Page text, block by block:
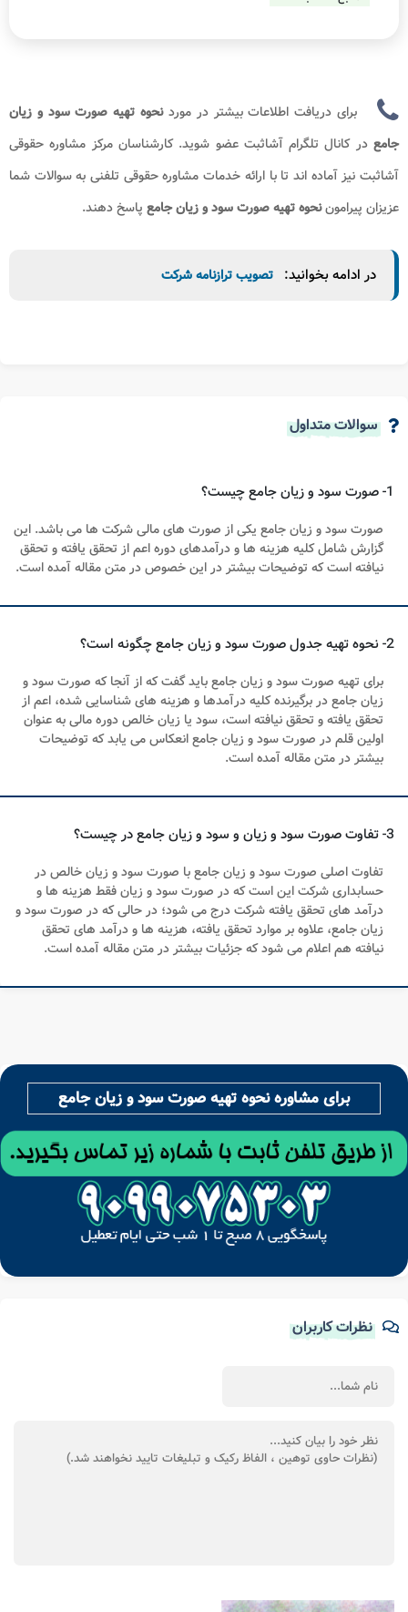
برای دریافت اطلاعات بیشتر در موردنحوه تهیه صورت سود و زیان
جامع در کانال تلگرام آشاثبت عضو شوید. کارشناسان مرکز مشاوره حقوقی
آشاثبت نیز آماده اند تا با ارائه خدمات مشاوره حقوقی تلفنی به سوالات شما
عزیزان پیراموننحوه تهیه صورت سود و زیان جامع پاسخ دهند.
در ادامه بخوانید: تصویب ترازنامه شرکت
سوالات متداول
1- صورت سود و زیان جامع چیست؟
صورت سود و زیان جامع یکی از صورت های مالی شرکت ها می باشد. این
گزارش شامل کلیه هزینه ها و درآمدهای دوره اعم از تحقق یافته و تحقق
نیافته است که توضیحات بیشتر در این خصوص در متن مقاله آمده است.
2- نحوه تهیه جدول صورت سود و زیان جامع چگونه است؟
برای تهیه صورت سود و زیان جامع باید گفت که ﺍﺯ ﺁﻧﺠﺎ ﻛﻪ ﺻﻮﺭﺕ ﺳﻮﺩ ﻭ
ﺯﻳﺎﻥ ﺟﺎﻣﻊ ﺩﺭ ﺑﺮﮔﻴﺮﻧﺪﻩ ﻛﻠﻴﻪ ﺩﺭﺁﻣﺪﻫﺎ ﻭ ﻫﺰﻳﻨﻪ ﻫﺎی ﺷﻨﺎﺳﺎیی ﺷﺪﻩ، ﺍﻋﻢ ﺍﺯ
ﺗﺤﻘﻖ ﻳﺎﻓﺘﻪ ﻭ ﺗﺤﻘﻖ ﻧﻴﺎﻓﺘﻪ ﺍﺳﺖ، ﺳﻮﺩ ﻳﺎ ﺯﻳﺎﻥ ﺧﺎﻟﺺ ﺩﻭﺭﻩ ﻣﺎلی ﺑﻪ ﻋﻨﻮﺍﻥ
ﺍﻭﻟﻴﻦ ﻗﻠﻢ ﺩﺭ ﺻﻮﺭﺕ ﺳﻮﺩ ﻭ ﺯﻳﺎﻥ ﺟﺎﻣﻊ ﺍﻧﻌﻜﺎﺱ می ﻳﺎﺑﺪ که توضیحات
بیشتر در متن مقاله آمده است.
3- تفاوت صورت سود و زیان و سود و زیان جامع در چیست؟
تفاوت اصلی صورت سود و زیان جامع با صورت سود و زیان خالص در
حسابداری شرکت این است که در صورت سود و زیان فقط هزینه ها و
درآمد های تحقق یافته شرکت درج می شود؛ در حالی که در صورت سود و
زیان جامع، علاوه بر موارد تحقق یافته، هزینه ها و درآمد های تحقق
نیافته هم اعلام می شود که جزئیات بیشتر در متن مقاله آمده است.
برای مشاوره نحوه تهیه صورت سود و زیان جامع
نظرات کاربران